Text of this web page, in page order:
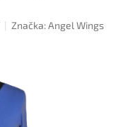
Značka:Angel Wings